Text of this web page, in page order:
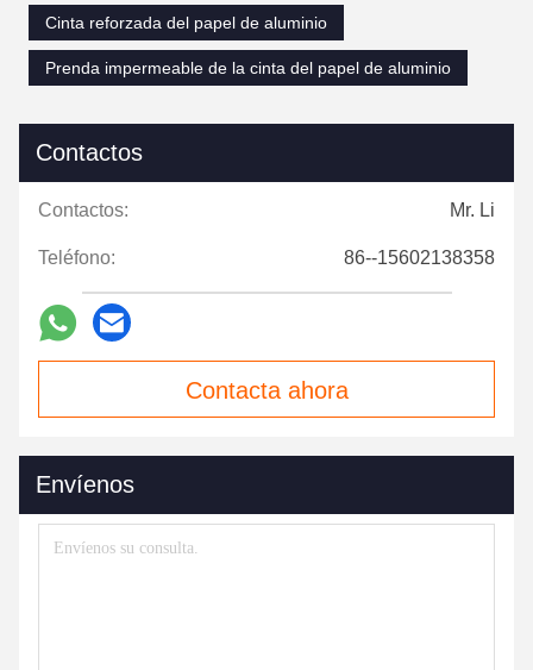
Cinta reforzada del papel de aluminio
Prenda impermeable de la cinta del papel de aluminio
Contactos
Contactos: Mr. Li
Teléfono: 86--15602138358
Contacta ahora
Envíenos